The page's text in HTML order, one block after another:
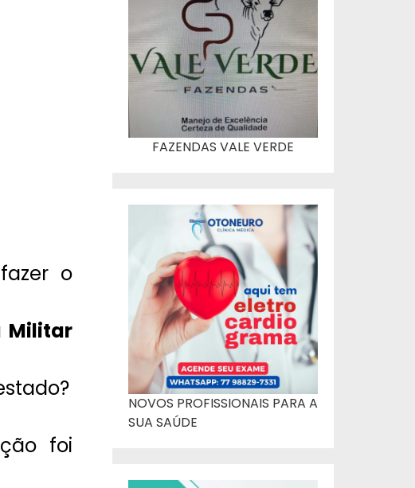
o
Militar
foi
FAZENDAS VALE VERDE
NOVOS PROFISSIONAIS PARA A
SUA SAÚDE